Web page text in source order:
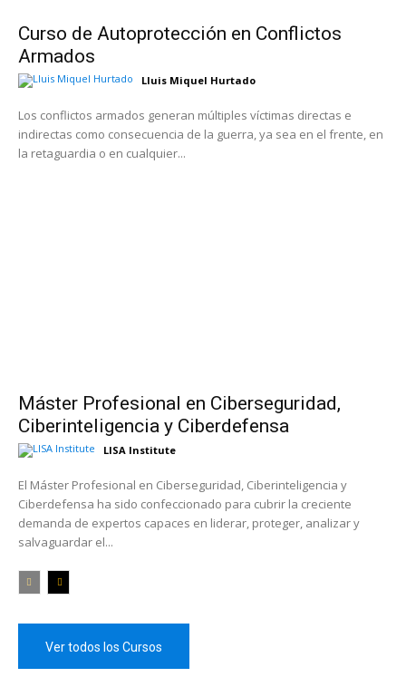
Curso de Autoprotección en Conflictos
Armados
Lluis Miquel Hurtado
Los conflictos armados generan múltiples víctimas directas e
indirectas como consecuencia de la guerra, ya sea en el frente, en
la retaguardia o en cualquier...
Máster Profesional en Ciberseguridad,
Ciberinteligencia y Ciberdefensa
LISA Institute
El Máster Profesional en Ciberseguridad, Ciberinteligencia y
Ciberdefensa ha sido confeccionado para cubrir la creciente
demanda de expertos capaces en liderar, proteger, analizar y
salvaguardar el...
Ver todos los Cursos